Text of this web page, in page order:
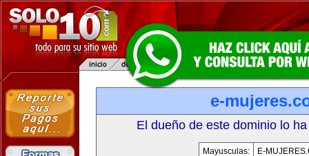
e-
El dueño de este dominio lo
Mayusculas:
E-